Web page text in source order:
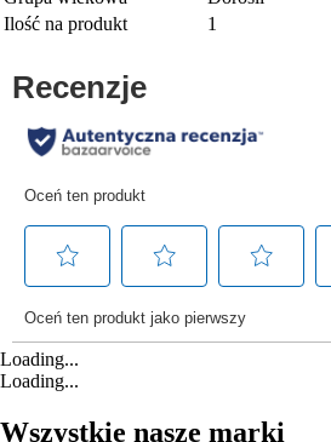
Ilość na produkt
1
Loading...
Loading...
Wszystkie nasze marki